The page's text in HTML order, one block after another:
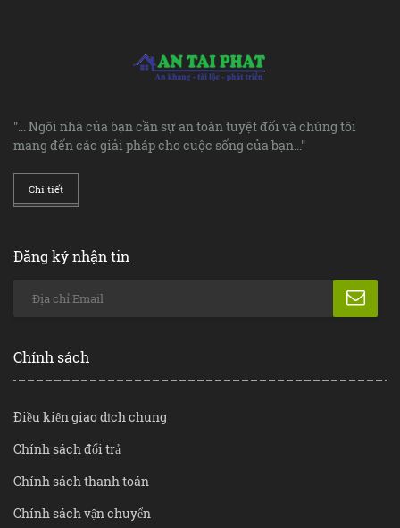
"... Ngôi nhà của bạn cần sự an toàn tuyệt đối và chúng tôi
mang đến các giải pháp cho cuộc sống của bạn..."
Chi tiết
Đăng ký nhận tin
Chính sách
Điều kiện giao dịch chung
Chính sách đổi trả
Chính sách thanh toán
Chính sách vận chuyển